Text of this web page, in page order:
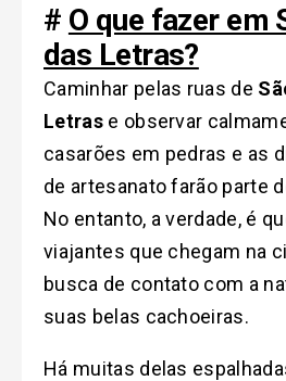
# O que fazer em
das Letras?
Caminhar pelas ruas de
Letrase observar
casarões em pedras e as
de artesanato farão parte
No entanto, a verdade, é
viajantes que chegam na
busca de contato com a
suas belas cachoeiras.
Há muitas delas